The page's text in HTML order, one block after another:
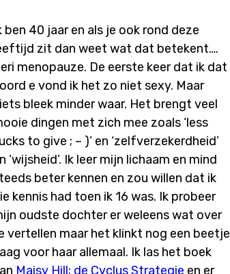
ben 40 jaar en als je ook rond deze
zit dan weet wat dat betekent….
menopauze. De eerste keer dat ik dat
e vond ik het zo niet sexy. Maar
bleek minder waar. Het brengt veel
dingen met zich mee zoals ‘less
to give ; – )’ en ‘zelfverzekerdheid’
‘wijsheid’. Ik leer mijn lichaam en mind
beter kennen en zou willen dat ik
kennis had toen ik 16 was. Ik probeer
oudste dochter er weleens wat over
vertellen maar het klinkt nog een beetje
voor haar allemaal. Ik las het boek
Maisy Hill; de Cyclus Strategie en er